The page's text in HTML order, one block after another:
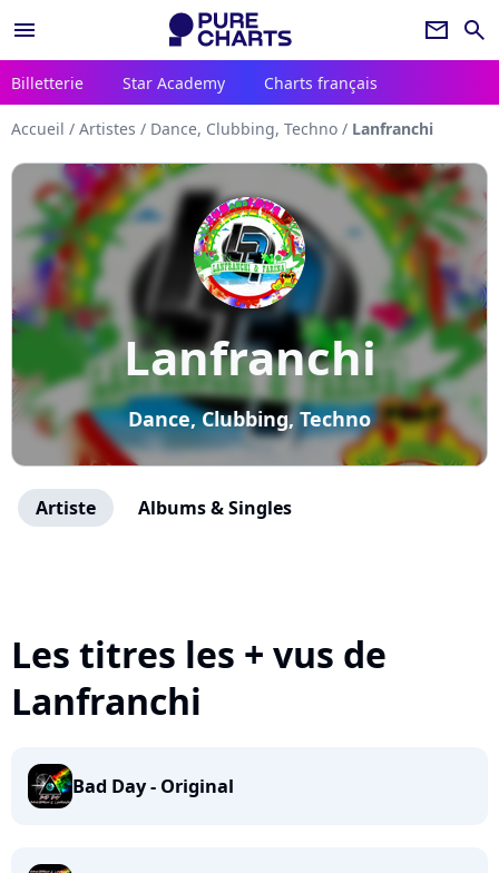
menu newsletter search
Billetterie Star Academy Charts français
Accueil / Artistes / Dance, Clubbing, Techno / Lanfranchi
Lanfranchi
Dance, Clubbing, Techno
Artiste Albums & Singles
Les titres les + vus de
Lanfranchi
Bad Day - Original